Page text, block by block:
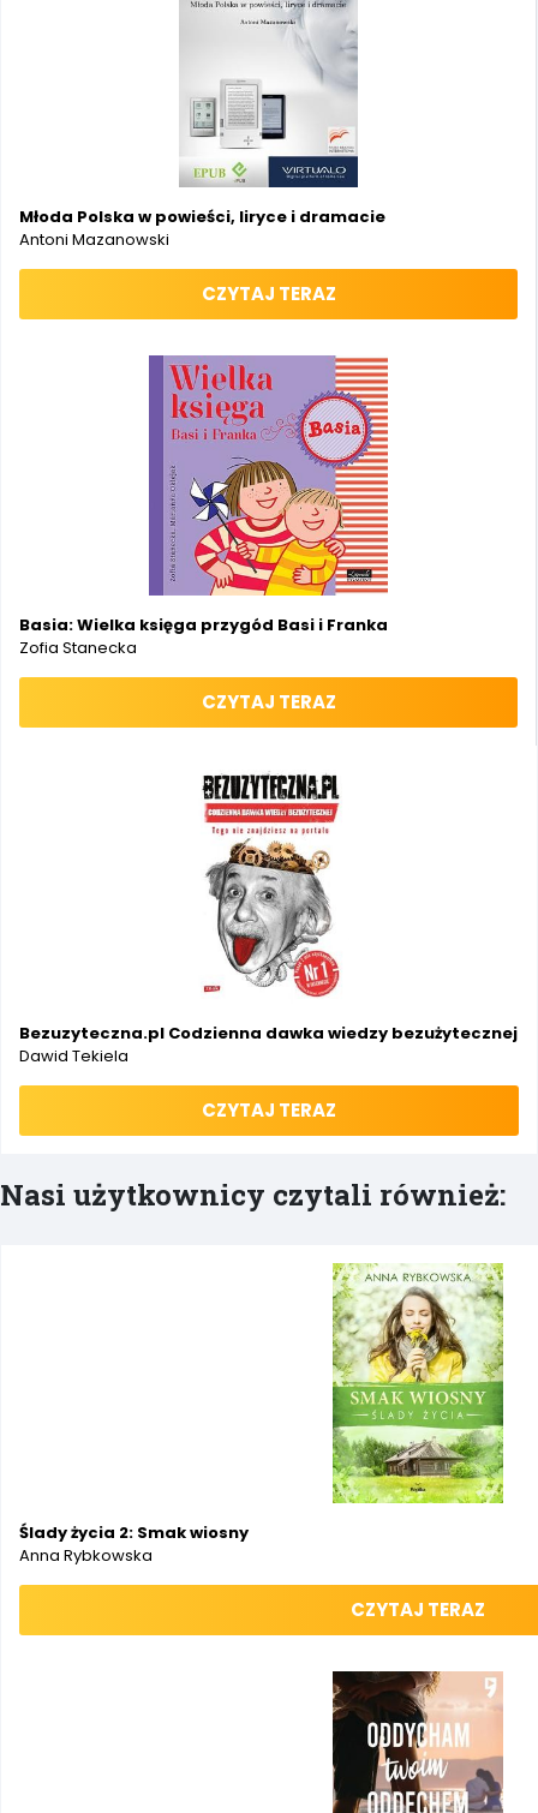
Młoda Polska w powieści, liryce i dramacie
Antoni Mazanowski
CZYTAJ TERAZ
Basia: Wielka księga przygód Basi i Franka
Zofia Stanecka
CZYTAJ TERAZ
Bezuzyteczna.pl Codzienna dawka wiedzy bezużytecznej
Dawid Tekiela
CZYTAJ TERAZ
Nasi użytkownicy czytali również:
Ślady życia 2: Smak wiosny
Anna Rybkowska
CZYTAJ TERAZ